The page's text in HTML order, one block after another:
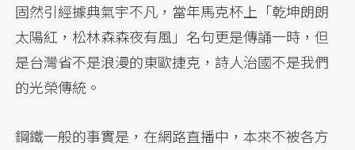
固然引經據典氣宇不凡，當年馬克杯上「乾坤朗朗
太陽紅，松林森森夜有風」名句更是傳誦一時，但
是台灣省不是浪漫的東歐捷克，詩人治國不是我們
的光榮傳統。
鋼鐵一般的事實是，在網路直播中，本來不被各方